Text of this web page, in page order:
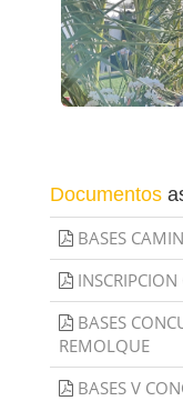
Documentos
BASES
BASES
REMOLQUE
BASES V